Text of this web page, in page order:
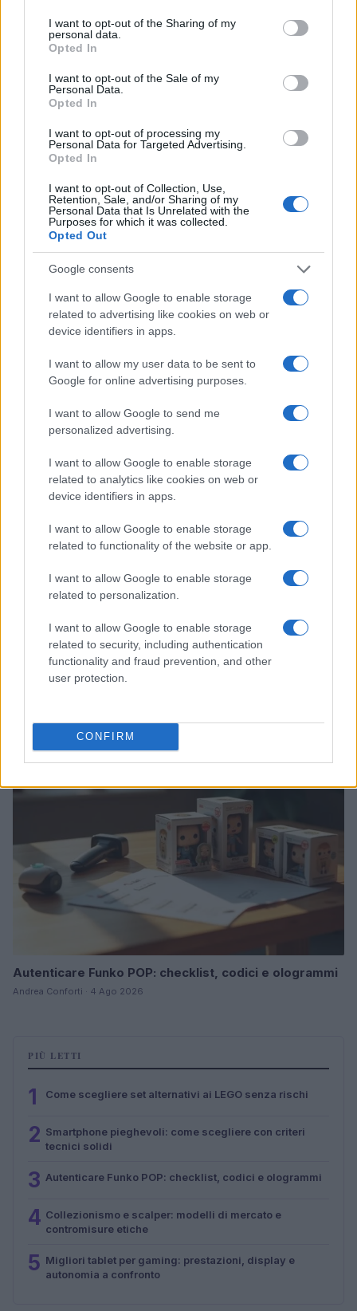
not limited to your visit or usage behaviour. You may click to
grant or deny consent to Google and its third-party tags to
use your data for below specified purposes in below Google
consent section.
I want to opt-out of the Sharing of my
personal data.
Opted In
I want to opt-out of the Sale of my
Personal Data.
Opted In
I want to opt-out of processing my
Personal Data for Targeted Advertising.
Opted In
I want to opt-out of Collection, Use,
Retention, Sale, and/or Sharing of my
Personal Data that Is Unrelated with the
Purposes for which it was collected.
Opted Out
Google consents
I want to allow Google to enable storage
related to advertising like cookies on web or
device identifiers in apps.
I want to allow my user data to be sent to
Google for online advertising purposes.
I want to allow Google to send me
personalized advertising.
I want to allow Google to enable storage
related to analytics like cookies on web or
device identifiers in apps.
I want to allow Google to enable storage
related to functionality of the website or app.
I want to allow Google to enable storage
related to personalization.
I want to allow Google to enable storage
related to security, including authentication
functionality and fraud prevention, and other
user protection.
CONFIRM
Continua a leggere
SHOPPING NERD
Come scegliere set alternativi ai LEGO senza rischi
Ilaria Mauri · 8 Ago 2026
SHOPPING NERD
Smartphone pieghevoli: come scegliere con criteri
SHOPPING NERD
Autenticare Funko POP: checklist, codici e ologrammi
Andrea Conforti · 4 Ago 2026
PIÙ LETTI
1 Come scegliere set alternativi ai LEGO senza rischi
2 Smartphone pieghevoli: come scegliere con criteri
tecnici solidi
3 Autenticare Funko POP: checklist, codici e ologrammi
4 Collezionismo e scalper: modelli di mercato e
contromisure etiche
5 Migliori tablet per gaming: prestazioni, display e
autonomia a confronto